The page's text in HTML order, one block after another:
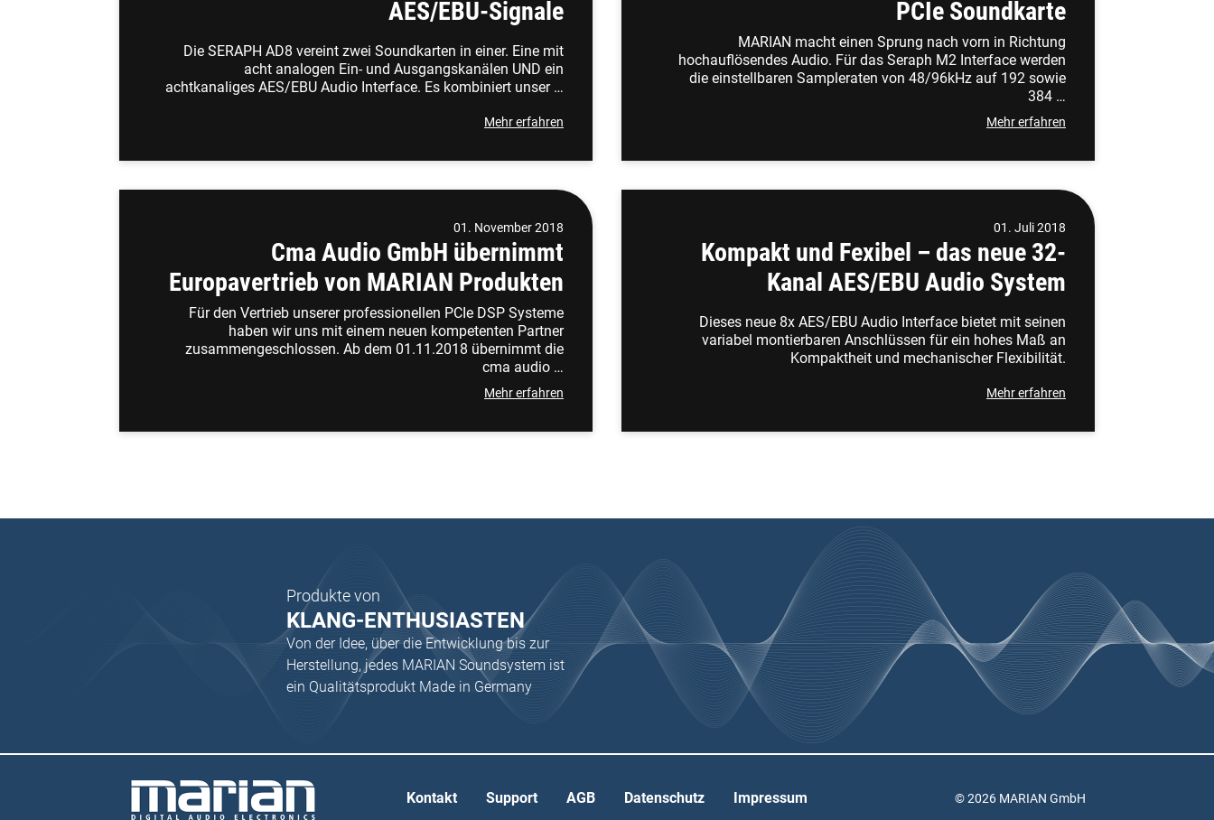
AES/EBU-Signale
Die SERAPH AD8 vereint zwei Soundkarten in einer. Eine mit
acht analogen Ein- und Ausgangskanälen UND ein
achtkanaliges AES/EBU Audio Interface. Es kombiniert unser …
Mehr erfahren
PCIe Soundkarte
MARIAN macht einen Sprung nach vorn in Richtung
hochauflösendes Audio. Für das Seraph M2 Interface werden
die einstellbaren Sampleraten von 48/96kHz auf 192 sowie
384 …
Mehr erfahren
01. November 2018
Cma Audio GmbH übernimmt
Europavertrieb von MARIAN Produkten
Für den Vertrieb unserer professionellen PCIe DSP Systeme
haben wir uns mit einem neuen kompetenten Partner
zusammengeschlossen. Ab dem 01.11.2018 übernimmt die
cma audio …
Mehr erfahren
01. Juli 2018
Kompakt und Fexibel – das neue 32-
Kanal AES/EBU Audio System
Dieses neue 8x AES/EBU Audio Interface bietet mit seinen
variabel montierbaren Anschlüssen für ein hohes Maß an
Kompaktheit und mechanischer Flexibilität.
Mehr erfahren
Produkte von
KLANG-ENTHUSIASTEN
Von der Idee, über die Entwicklung bis zur
Herstellung, jedes MARIAN Soundsystem ist
ein Qualitätsprodukt Made in Germany
Kontakt Support AGB Datenschutz Impressum © 2026 MARIAN GmbH